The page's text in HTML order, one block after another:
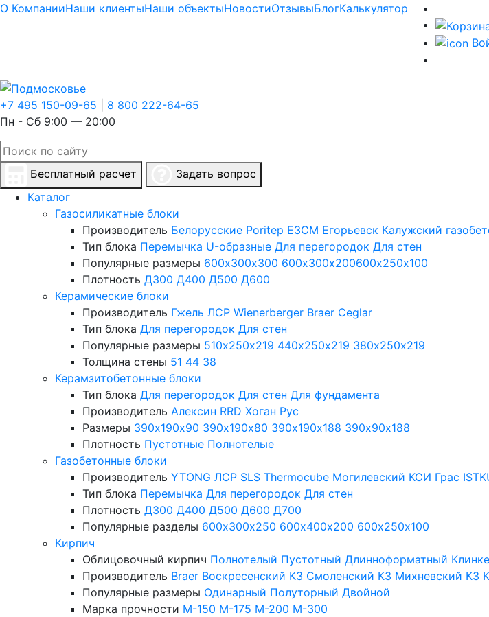
О КомпанииНаши клиентыНаши объектыНовостиОтзывыБлогКалькулятор
+7 495 150-09-65
8 800 222-64-65
Пн - Сб 9:00 — 20:00
Бесплатный расчет
Задать вопрос
Каталог
Газосиликатные блоки
Производитель Белорусские Poritep ЕЗСМ Егорьевск Калужский
Тип блока Перемычка U-образные Для перегородок Для стен
Популярные размеры 600х300х300 600х300х200600х250х100
Плотность Д300 Д400 Д500 Д600
Керамические блоки
Производитель Гжель ЛСР Wienerberger Braer Ceglar
Тип блока Для перегородок Для стен
Популярные размеры 510х250х219 440х250х219 380х250х219
Толщина стены 51 44 38
Керамзитобетонные блоки
Тип блока Для перегородок Для стен Для фундамента
Производитель Алексин RRD Хоган Рус
Размеры 390х190х90 390х190х80 390х190х188 390х90х188
Плотность Пустотные Полнотелые
Газобетонные блоки
Производитель YTONG ЛСР SLS Thermocube Могилевский КСИ Грас
Тип блока Перемычка Для перегородок Для стен
Плотность Д300 Д400 Д500 Д600 Д700
Популярные разделы 600х300х250 600х400х200 600х250х100
Кирпич
Облицовочный кирпич Полнотелый Пустотный Длинноформатный
Производитель Braer Воскресенский КЗ Смоленский КЗ Михневский КЗ
Популярные размеры Одинарный Полуторный Двойной
Марка прочности М-150 М-175 М-200 М-300